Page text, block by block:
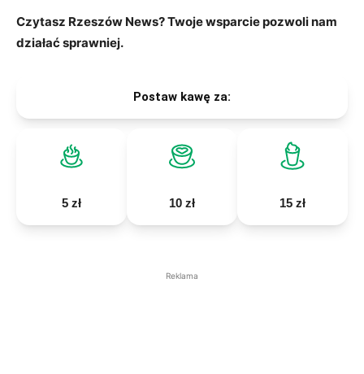
Czytasz Rzeszów News? Twoje wsparcie pozwoli nam
działać sprawniej.
Postaw kawę za:
5 zł 10 zł 15 zł
Reklama